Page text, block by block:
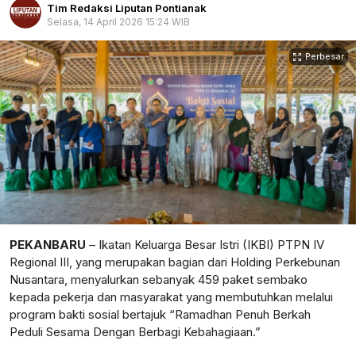
Tim Redaksi Liputan Pontianak
Selasa, 14 April 2026 15:24 WIB
Perbesar
PEKANBARU – Ikatan Keluarga Besar Istri (IKBI) PTPN IV
Regional III, yang merupakan bagian dari Holding Perkebunan
Nusantara, menyalurkan sebanyak 459 paket sembako
kepada pekerja dan masyarakat yang membutuhkan melalui
program bakti sosial bertajuk “Ramadhan Penuh Berkah
Peduli Sesama Dengan Berbagi Kebahagiaan.”